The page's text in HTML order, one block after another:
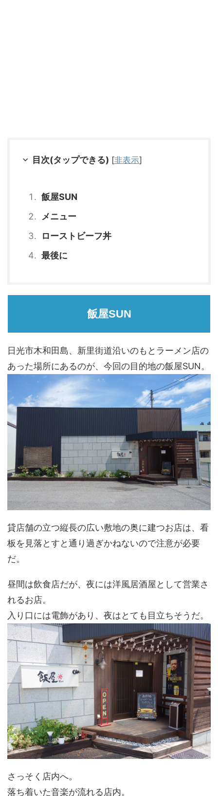
目次(タップできる) [非表示]
飯屋SUN
メニュー
ローストビーフ丼
最後に
飯屋SUN
日光市木和田島、新里街道沿いのもとラーメン店の
あった場所にあるのが、今回の目的地の飯屋SUN。
貸店舗の立つ縦長の広い敷地の奥に建つお店は、看
板を見落とすと通り過ぎかねないので注意が必要
だ。
昼間は飲食店だが、夜には洋風居酒屋として営業さ
れるお店。
入り口には電飾があり、夜はとても目立ちそうだ。
さっそく店内へ。
落ち着いた音楽が流れる店内。